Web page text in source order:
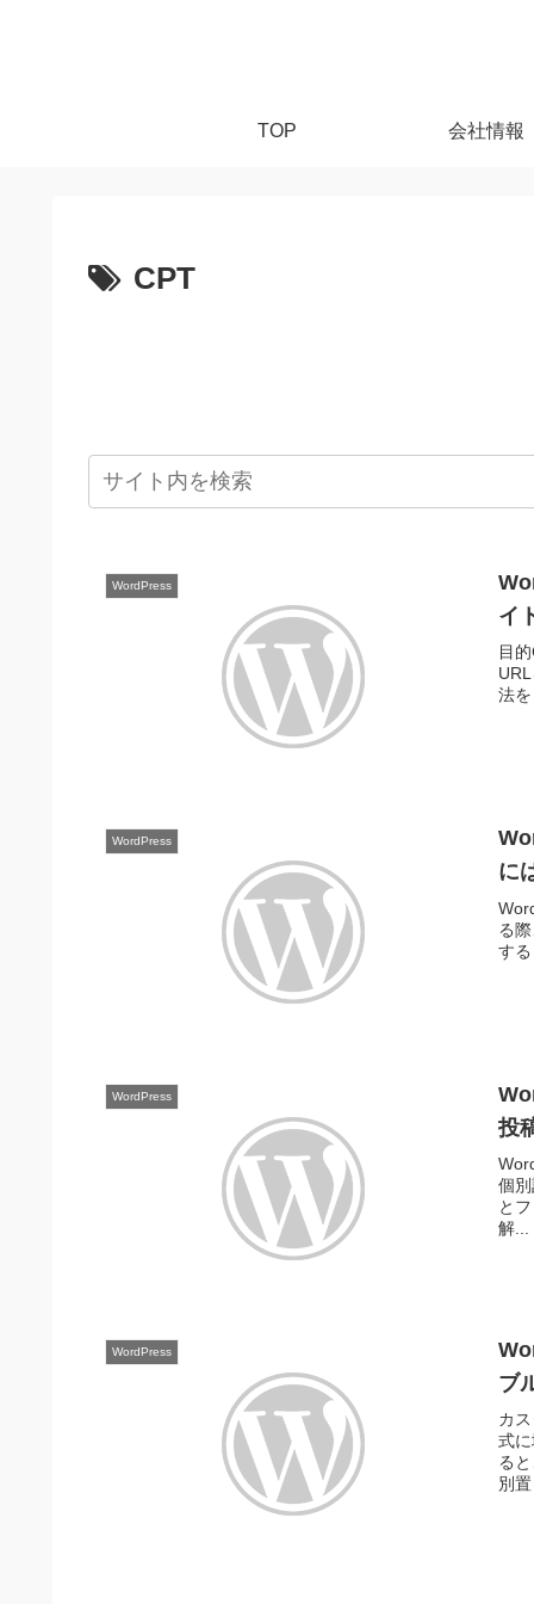
TOP 会社情報
CPT
WordPress
イ
目
法
WordPress
に
る
す
WordPress
投
個
と
解...
WordPress
ブ
カ
式
る
別